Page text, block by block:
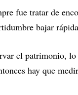
fue tratar de
bajar
el patrimonio,
hay que